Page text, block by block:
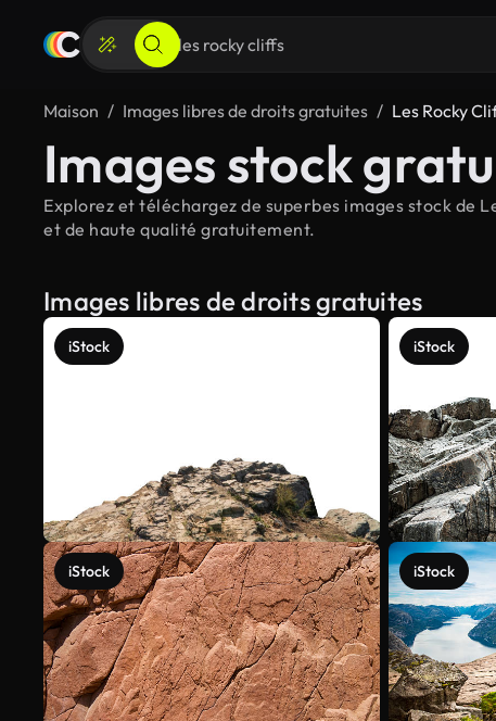
Maison Images libres de droits gratuites Les Rocky
Images stock
Explorez et téléchargez de superbes images stock de
et de haute qualité gratuitement.
Images libres de droits gratuites
iStock
iStock
iStock
iStock